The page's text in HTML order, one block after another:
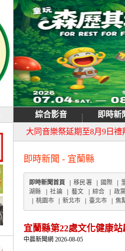
綜合影音 即時新
宜蘭童玩節7月13日重新開
大同音樂祭延期至8月9日禮
即時新聞 - 宜蘭縣
即時新聞首頁 |移民署| 國際|
湖縣 |社論| 藝文 |綜合 政
桃園市 新北市 臺北市 焦
宜蘭縣第22處文化健康
中晨新聞網 2026-08-05